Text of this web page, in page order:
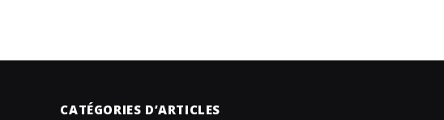
CATÉGORIES D’ARTICLES